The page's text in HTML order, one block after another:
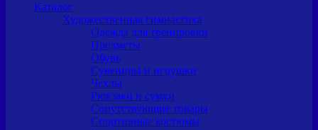
Каталог
Художественная гимнастика
Одежда для тренировки
Предметы
Обувь
Сувениры и игрушки
Чехлы
Рюкзаки и сумки
Сопутствующие товары
Спортивные костюмы